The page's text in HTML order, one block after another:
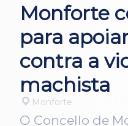
Monforte
para
contra a
machista
Monforte
O Concello de